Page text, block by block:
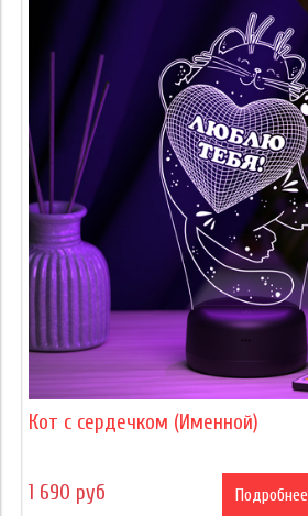
Кот с сердечком (Именной)
1 690 руб Подробнее